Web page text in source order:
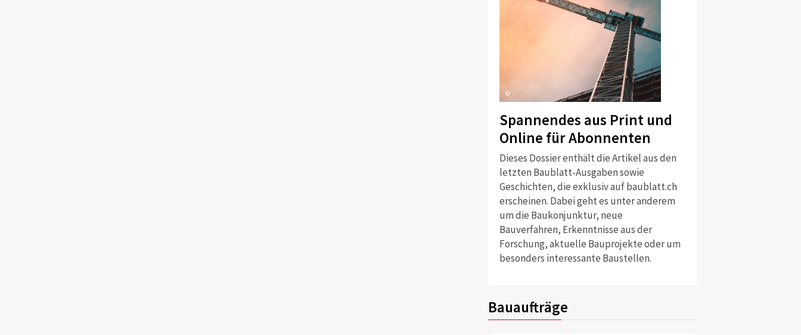
©
Spannendes aus Print und
Online für Abonnenten
Dieses Dossier enthält die Artikel aus den
letzten Baublatt-Ausgaben sowie
Geschichten, die exklusiv auf baublatt.ch
erscheinen. Dabei geht es unter anderem
um die Baukonjunktur, neue
Bauverfahren, Erkenntnisse aus der
Forschung, aktuelle Bauprojekte oder um
besonders interessante Baustellen.
Bauaufträge